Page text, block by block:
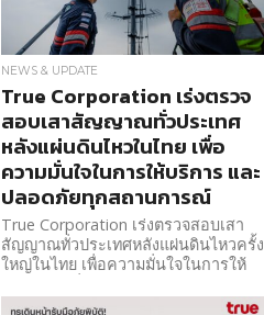
NEWS & UPDATE
True Corporation เร่งตรวจ
สอบเสาสัญญาณทั่วประเทศ
หลังแผ่นดินไหวในไทย เพื่อ
ความมั่นใจในการให้บริการ และ
ปลอดภัยทุกสถานการณ์
True Corporation เร่งตรวจสอบเสา
สัญญาณทั่วประเทศหลังแผ่นดินไหวครั้ง
ใหญ่ในไทย เพื่อความมั่นใจในการให้
รณ